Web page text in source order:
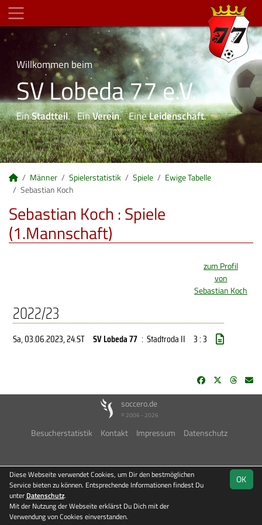
Willkommen beim
SV Lobeda 77 e.V.
EinStadtteil. EinVerein. EineLeidenschaft.
Männer Spielerstatistik Spiele
Ewige Tabelle
Sebastian Koch
Sebastian Koch : Spiele
(1.Mannschaft)
zum Profil
von
Sebastian Koch
2022/23
Sa, 03.06.2023, 24.ST SV Lobeda 77 : Stadtroda II 3 : 3
soccero.de
© 2006 - 2026
Besucherstatistik Kontakt Impressum Datenschutz
OK
Diese Webseite verwendet Cookies, um Dir den bestmöglichen
Service bieten zu können. Entsprechende Informationen findest Du
unter Datenschutz.
Mit der Nutzung der Webseite erklärst Du Dich mit der
Verwendung von Cookies einverstanden.